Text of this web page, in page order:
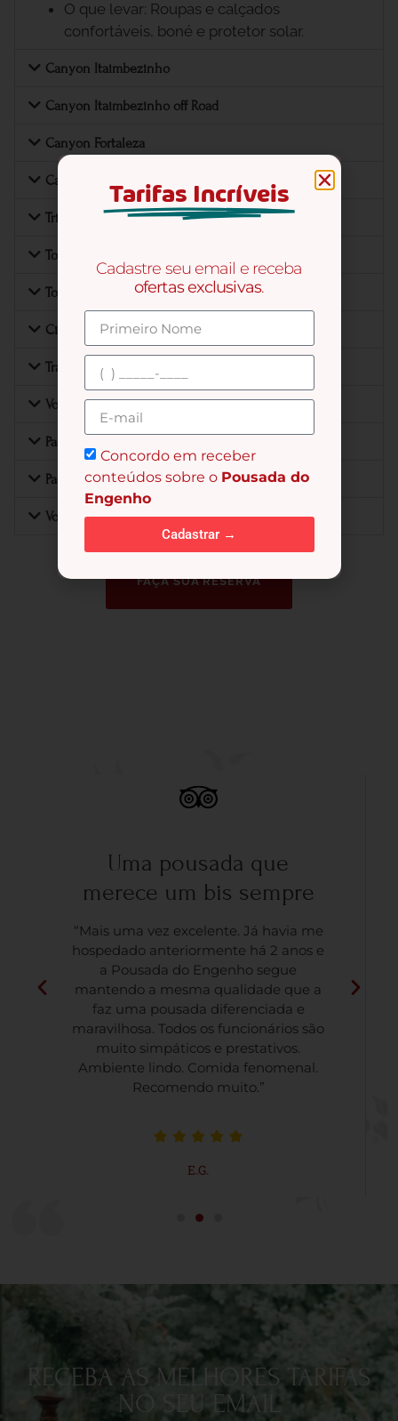
O que levar: Roupas e calçados
confortáveis, boné e protetor solar.
Canyon Itaimbezinho
Canyon Itaimbezinho off Road
Canyon Fortaleza
Canyon Fortaleza off Road
Trilhas 4x4 região
Tour das águas
Tour Uva e Vinho
City Tour Canela e Gramado
Transfer Porto Alegre ou Caxias do Sul
Voo de balão coletivo
Passeios de quadriciclo
Passeios a cavalo
Voos Panorâmicos
FAÇA SUA RESERVA
Uma pousada que
merece um bis sempre
“Mais uma vez excelente. Já havia me
hospedado anteriormente há 2 anos e
a Pousada do Engenho segue
mantendo a mesma qualidade que a
faz uma pousada diferenciada e
maravilhosa. Todos os funcionários são
muito simpáticos e prestativos.
Ambiente lindo. Comida fenomenal.
Recomendo muito.”
E.G.
RECEBA AS MELHORES TARIFAS
NO SEU EMAIL
Tarifas Incríveis
Cadastre seu email e receba
ofertas exclusivas.
Concordo em receber
conteúdos sobre o Pousada do
Engenho
Cadastrar →